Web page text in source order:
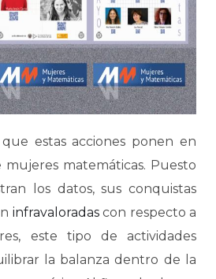
estas acciones ponen en
matemáticas. Puesto
los datos, sus conquistas
infravaloradascon respecto a
este tipo de actividades
la balanza dentro de la